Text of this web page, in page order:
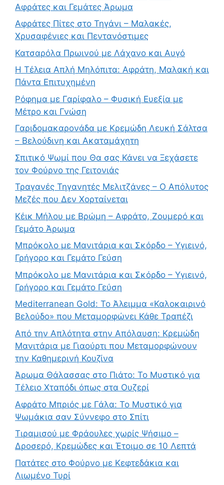
Αφράτες και Γεμάτες Άρωμα
Αφράτες Πίτες στο Τηγάνι – Μαλακές,
Χρυσαφένιες και Πεντανόστιμες
Κατσαρόλα Πρωινού με Λάχανο και Αυγό
Η Τέλεια Απλή Μηλόπιτα: Αφράτη, Μαλακή και
Πάντα Επιτυχημένη
Ρόφημα με Γαρίφαλο – Φυσική Ευεξία με
Μέτρο και Γνώση
Γαριδομακαρονάδα με Κρεμώδη Λευκή Σάλτσα
– Βελούδινη και Ακαταμάχητη
Σπιτικό Ψωμί που Θα σας Κάνει να Ξεχάσετε
τον Φούρνο της Γειτονιάς
Τραγανές Τηγανητές Μελιτζάνες – Ο Απόλυτος
Μεζές που Δεν Χορταίνεται
Κέικ Μήλου με Βρώμη – Αφράτο, Ζουμερό και
Γεμάτο Άρωμα
Μπρόκολο με Μανιτάρια και Σκόρδο – Υγιεινό,
Γρήγορο και Γεμάτο Γεύση
Μπρόκολο με Μανιτάρια και Σκόρδο – Υγιεινό,
Γρήγορο και Γεμάτο Γεύση
Mediterranean Gold: Το Άλειμμα «Καλοκαιρινό
Βελούδο» που Μεταμορφώνει Κάθε Τραπέζι
Από την Απλότητα στην Απόλαυση: Κρεμώδη
Μανιτάρια με Γιαούρτι που Μεταμορφώνουν
την Καθημερινή Κουζίνα
Άρωμα Θάλασσας στο Πιάτο: Το Μυστικό για
Τέλειο Χταπόδι όπως στα Ουζερί
Αφράτο Μπριός με Γάλα: Το Μυστικό για
Ψωμάκια σαν Σύννεφο στο Σπίτι
Τιραμισού με Φράουλες χωρίς Ψήσιμο –
Δροσερό, Κρεμώδες και Έτοιμο σε 10 Λεπτά
Πατάτες στο Φούρνο με Κεφτεδάκια και
Λιωμένο Τυρί